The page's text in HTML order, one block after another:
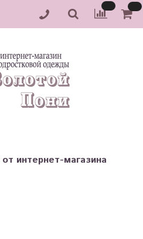
интернет-магазина